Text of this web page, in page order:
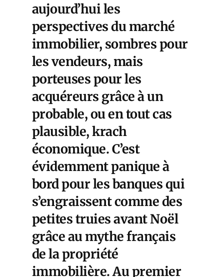
aujourd’hui les
perspectives du marché
immobilier, sombres pour
les vendeurs, mais
porteuses pour les
acquéreurs grâce à un
probable, ou en tout cas
plausible, krach
économique. C’est
évidemment panique à
bord pour les banques qui
s’engraissent comme des
petites truies avant Noël
grâce au mythe français
de la propriété
immobilière. Au premier